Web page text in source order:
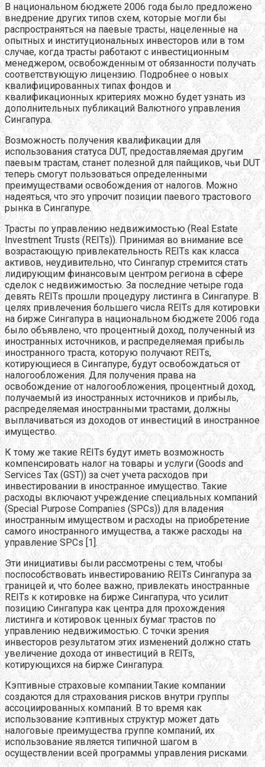
В национальном бюджете 2006 года было предложено
внедрение других типов схем, которые могли бы
распространяться на паевые трасты, нацеленные на
опытных и институциональных инвесторов или в том
случае, когда трасты работают с инвестиционным
менеджером, освобожденным от обязанности получать
соответствующую лицензию. Подробнее о новых
квалифицированных типах фондов и
квалификационных критериях можно будет узнать из
дополнительных публикаций Валютного управления
Сингапура.
Возможность получения квалификации для
использования статуса DUT, предоставляемая другим
паевым трастам, станет полезной для пайщиков, чьи DUT
теперь смогут пользоваться определенными
преимуществами освобождения от налогов. Можно
надеяться, что это упрочит позиции паевого трастового
рынка в Сингапуре.
Трасты по управлению недвижимостью (Real Estate
Investment Trusts (REITs)). Принимая во внимание все
возрастающую привлекательность REITs как класса
активов, неудивительно, что Сингапур стремится стать
лидирующим финансовым центром региона в сфере
сделок с недвижимостью. За последние четыре года
девять REITs прошли процедуру листинга в Сингапуре. В
целях привлечения большего числа REITs для котировки
на бирже Сингапура в национальном бюджете 2006 года
было объявлено, что процентный доход, полученный из
иностранных источников, и распределяемая прибыль
иностранного траста, которую получают REITs,
котирующиеся в Сингапуре, будут освобождаться от
налогообложения. Для получения права на
освобождение от налогообложения, процентный доход,
получаемый из иностранных источников и прибыль,
распределяемая иностранными трастами, должны
выплачиваться из доходов от инвестиций в иностранное
имущество.
К тому же такие REITs будут иметь возможность
компенсировать налог на товары и услуги (Goods and
Services Tax (GST)) за счет учета расходов при
инвестировании в иностранное имущество. Такие
расходы включают учреждение специальных компаний
(Special Purpose Companies (SPCs)) для владения
иностранным имуществом и расходы на приобретение
самого иностранного имущества, а также расходы на
управление SPCs [1].
Эти инициативы были рассмотрены с тем, чтобы
поспособствовать инвестированию REITs Сингапура за
границей и, что более важно, привлекать иностранные
REITs к котировке на бирже Сингапура, что усилит
позицию Сингапура как центра для прохождения
листинга и котировок ценных бумаг трастов по
управлению недвижимостью. С точки зрения
инвесторов результатом этих изменений должно стать
увеличение дохода от инвестиций в REITs,
котирующихся на бирже Сингапура.
Кэптивные страховые компании.Такие компании
создаются для страхования рисков внутри группы
ассоциированных компаний. В то время как
использование кэптивных структур может дать
налоговые преимущества группе компаний, их
использование является типичной шагом в
осуществлении всей программы управления рисками.